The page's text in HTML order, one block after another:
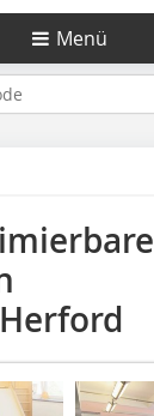
Menü